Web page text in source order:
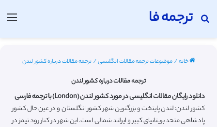
ترجمه فا
جستجو برای
خانه/موضوعات ترجمه مقالات انگلیسی/ترجمه مقالات درباره کشور لندن
ترجمه مقالات درباره کشور لندن
دانلود رایگان مقالات انگلیسی در مورد کشور لندن (London) با ترجمه فارسی
کشور لندن: لندن پایتخت و بزرگترین شهر کشور انگلستان و در عین حال کشور
پادشاهی متحد بریتانیای کبیر و ایرلند شمالی است. این شهر در کنار رود تیمز در